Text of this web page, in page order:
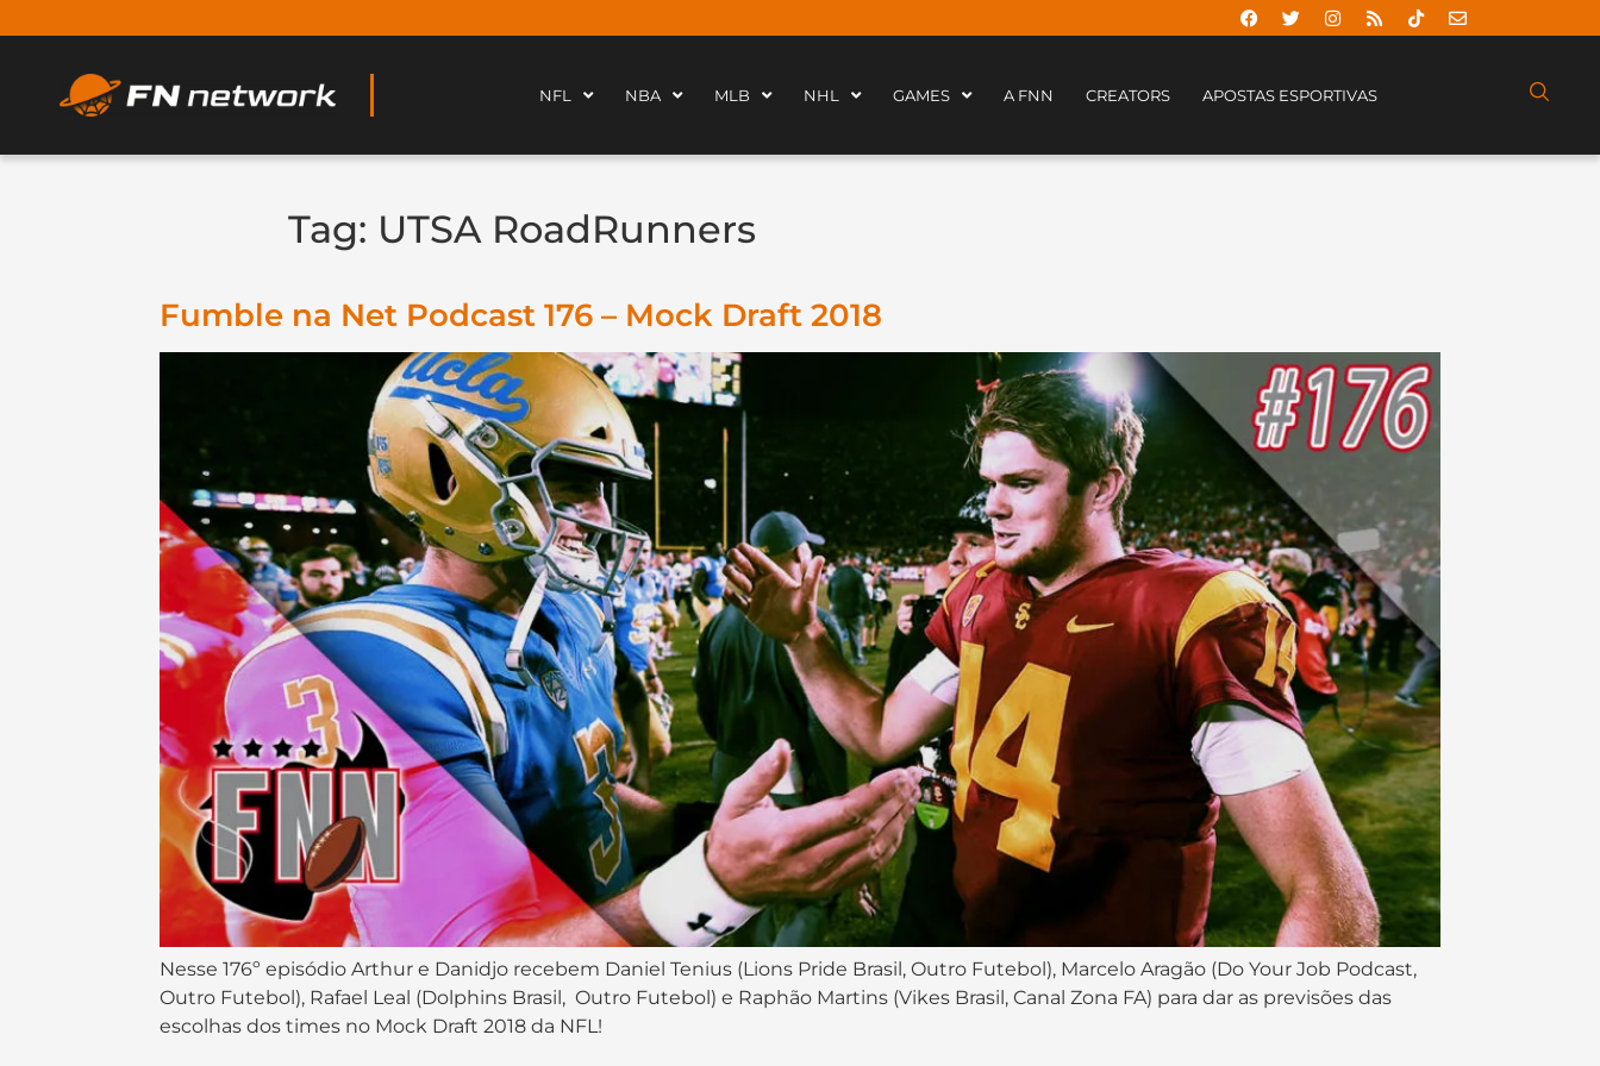
NFL NBA MLB NHL GAMES A FNN CREATORS APOSTAS ESPORTIVAS
Tag: UTSA RoadRunners
Fumble na Net Podcast 176 – Mock Draft 2018
Nesse 176º episódio Arthur e Danidjo recebem Daniel Tenius (Lions Pride Brasil, Outro Futebol), Marcelo Aragão (Do Your Job Podcast,
Outro Futebol), Rafael Leal (Dolphins Brasil, Outro Futebol) e Raphão Martins (Vikes Brasil, Canal Zona FA) para dar as previsões das
escolhas dos times no Mock Draft 2018 da NFL!